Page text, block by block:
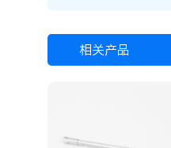
相关产品